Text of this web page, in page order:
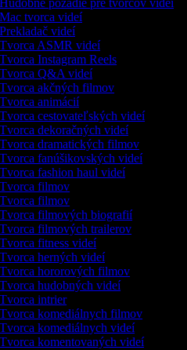
pozadie pre tvorcov videí
tvorca videí
videí
ASMR videí
Instagram Reels
Q&A videí
akčných filmov
animácií
cestovateľských videí
dekoračných videí
dramatických filmov
fanúšikovských videí
fashion haul videí
filmov
filmov
filmových biografií
filmových trailerov
fitness videí
herných videí
hororových filmov
hudobných videí
intrier
komediálnych filmov
komediálnych videí
komentovaných videí